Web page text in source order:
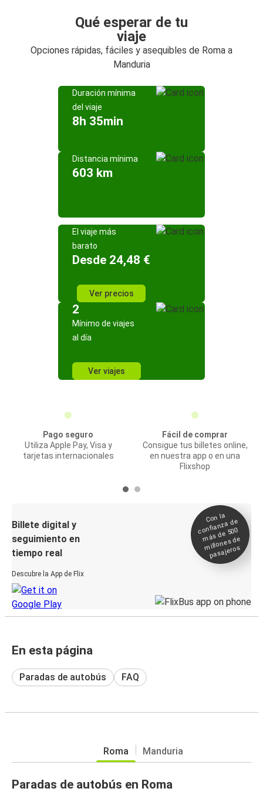
Qué esperar de tu
viaje
Opciones rápidas, fáciles y asequibles de Roma a
Manduria
Duración mínima
del viaje
8h 35min
Distancia mínima
603 km
El viaje más
barato
Desde 24,48 €
Ver precios
2
Mínimo de viajes
al día
Ver viajes
Pago seguro
Utiliza Apple Pay, Visa y
tarjetas internacionales
Fácil de comprar
Consigue tus billetes online,
en nuestra app o en una
Flixshop
Billete digital y
seguimiento en
tiempo real
Descubre la App de Flix
Con la
confianza de
más de 500
millones de
pasajeros
En esta página
Paradas de autobús FAQ
Roma Manduria
Paradas de autobús en Roma